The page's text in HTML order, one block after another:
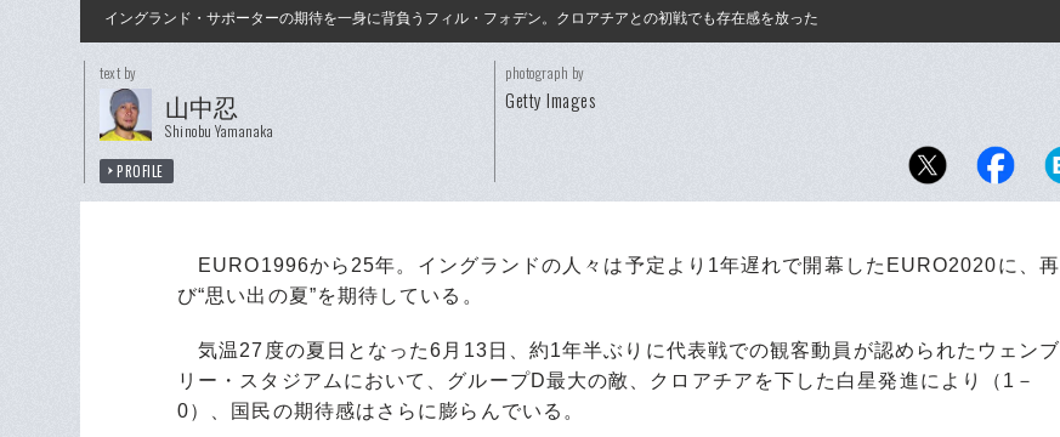
イングランド・サポーターの期待を一身に背負うフィル・フォデン。クロアチアとの初戦でも存在感を放った
text by
山中忍
Shinobu Yamanaka
PROFILE
photograph by
Getty Images
EURO1996から25年。イングランドの人々は予定より1年遅れで開幕したEURO2020に、再
び“思い出の夏”を期待している。
気温27度の夏日となった6月13日、約1年半ぶりに代表戦での観客動員が認められたウェンブ
リー・スタジアムにおいて、グループD最大の敵、クロアチアを下した白星発進により（1－
0）、国民の期待感はさらに膨らんでいる。